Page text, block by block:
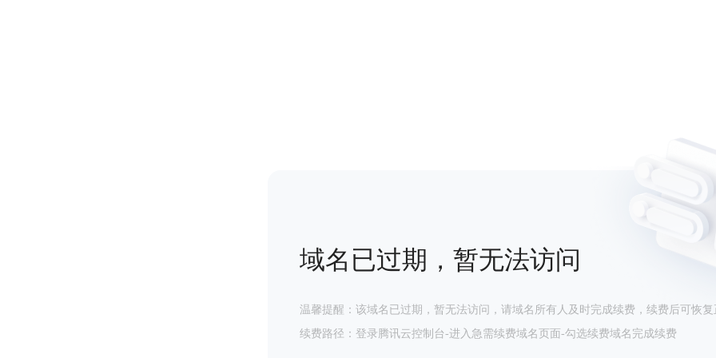
域名已过期，暂无法访问
温馨提醒：该域名已过期，暂无法访问，请域名所有人及时完成续费，续费后可恢复
续费路径：登录腾讯云控制台-进入急需续费域名页面-勾选续费域名完成续费